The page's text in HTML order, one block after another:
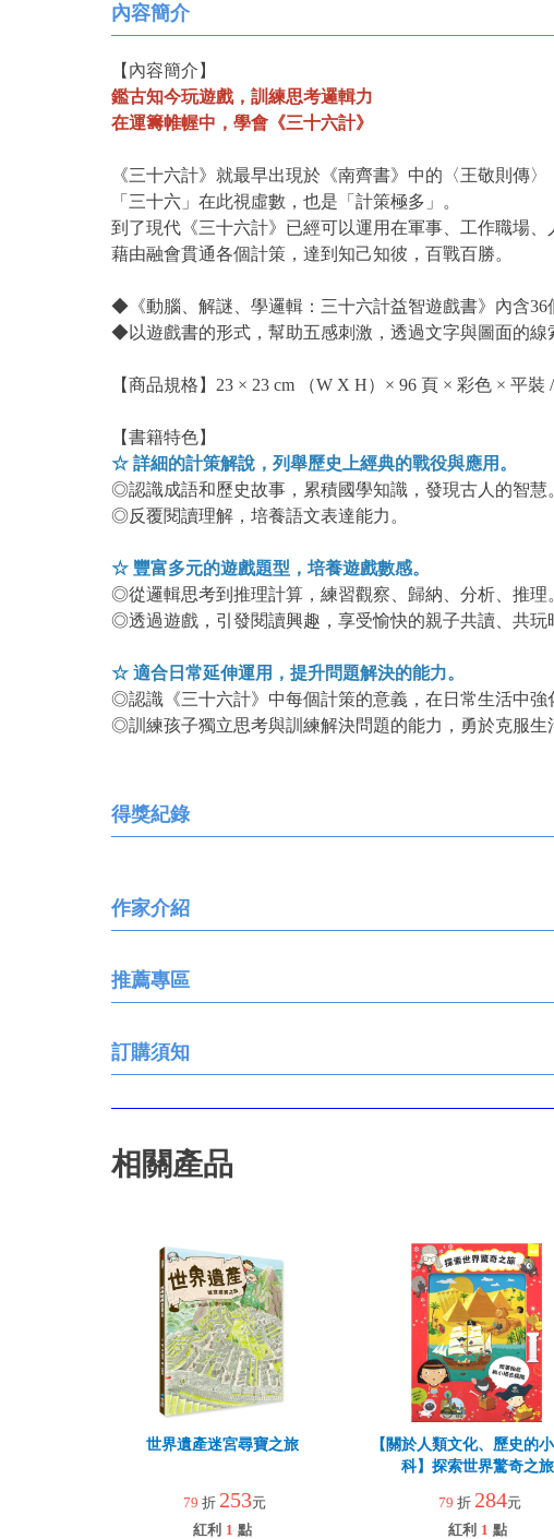
內容簡介
【內容簡介】
鑑古知今玩遊戲，訓練思考邏輯力
在運籌帷幄中，學會《三十六計》
《三十六計》就最早出現於《南齊書》中的〈王敬則傳
「三十六」在此視虛數，也是「計策極多」。
到了現代《三十六計》已經可以運用在軍事、工作職場、
藉由融會貫通各個計策，達到知己知彼，百戰百勝。
◆《動腦、解謎、學邏輯：三十六計益智遊戲書》內含36
◆以遊戲書的形式，幫助五感刺激，透過文字與圖面的線
【商品規格】23 × 23 cm （W X H）× 96 頁 × 彩色 × 平裝
【書籍特色】
☆ 詳細的計策解說，列舉歷史上經典的戰役與應用。
◎認識成語和歷史故事，累積國學知識，發現古人的智慧
◎反覆閱讀理解，培養語文表達能力。
☆ 豐富多元的遊戲題型，培養遊戲數感。
◎從邏輯思考到推理計算，練習觀察、歸納、分析、推理
◎透過遊戲，引發閱讀興趣，享受愉快的親子共讀、共玩
☆ 適合日常延伸運用，提升問題解決的能力。
◎認識《三十六計》中每個計策的意義，在日常生活中強
◎訓練孩子獨立思考與訓練解決問題的能力，勇於克服生
得獎紀錄
作家介紹
推薦專區
訂購須知
相關產品
世界遺產迷宮尋寶之旅
79 折 253元
紅利 1 點
【關於人類文化、歷史的
科】探索世界驚奇之旅
79 折 284元
紅利 1 點